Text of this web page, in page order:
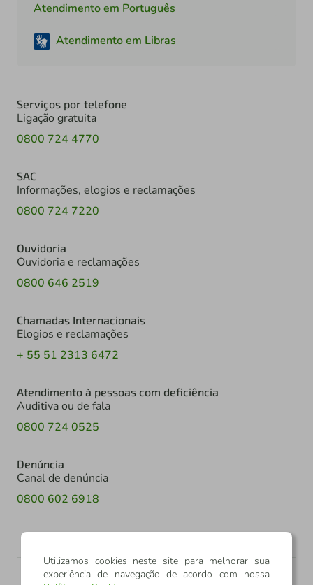
Atendimento em Português
Atendimento em Libras
Serviços por telefone
Ligação gratuita
0800 724 4770
SAC
Informações, elogios e reclamações
0800 724 7220
Ouvidoria
Ouvidoria e reclamações
0800 646 2519
Chamadas Internacionais
Elogios e reclamações
+ 55 51 2313 6472
Atendimento à pessoas com deficiência
Auditiva ou de fala
0800 724 0525
Denúncia
Canal de denúncia
0800 602 6918
Utilizamos cookies neste site para melhorar sua
experiência de navegação de acordo com nossa